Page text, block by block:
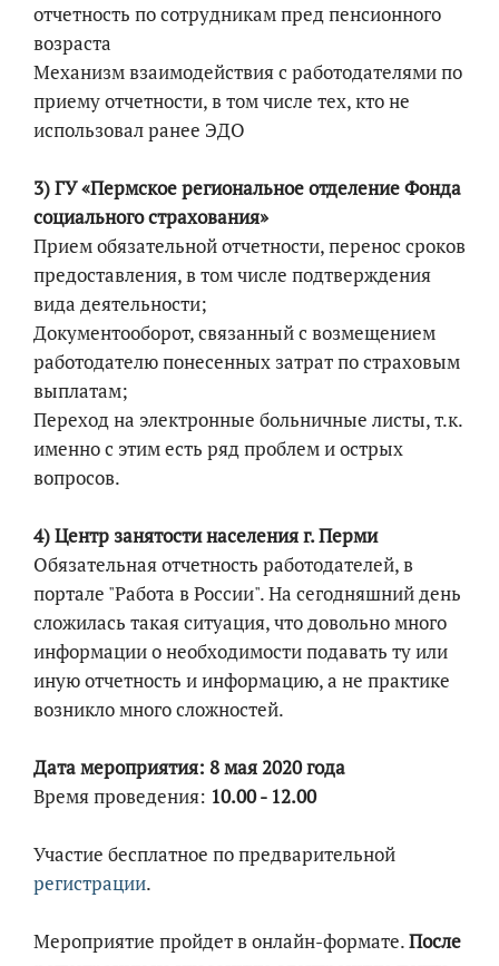
отчетность по сотрудникам пред пенсионного
возраста
Механизм взаимодействия с работодателями по
приему отчетности, в том числе тех, кто не
использовал ранее ЭДО
3) ГУ «Пермское региональное отделение Фонда
социального страхования»
Прием обязательной отчетности, перенос сроков
предоставления, в том числе подтверждения
вида деятельности;
Документооборот, связанный с возмещением
работодателю понесенных затрат по страховым
выплатам;
Переход на электронные больничные листы, т.к.
именно с этим есть ряд проблем и острых
вопросов.
4) Центр занятости населения г. Перми
Обязательная отчетность работодателей, в
портале "Работа в России". На сегодняшний день
сложилась такая ситуация, что довольно много
информации о необходимости подавать ту или
иную отчетность и информацию, а не практике
возникло много сложностей.
Дата мероприятия: 8 мая 2020 года
Время проведения: 10.00 - 12.00
Участие бecплатное по предварительной
регистрации.
Мероприятие пройдет в онлайн-формате.После